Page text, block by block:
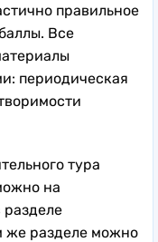
правильное
Все
периодическая
тура
на
же разделе можно